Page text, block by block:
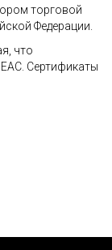
торговой
Федерации.
что
Сертификаты